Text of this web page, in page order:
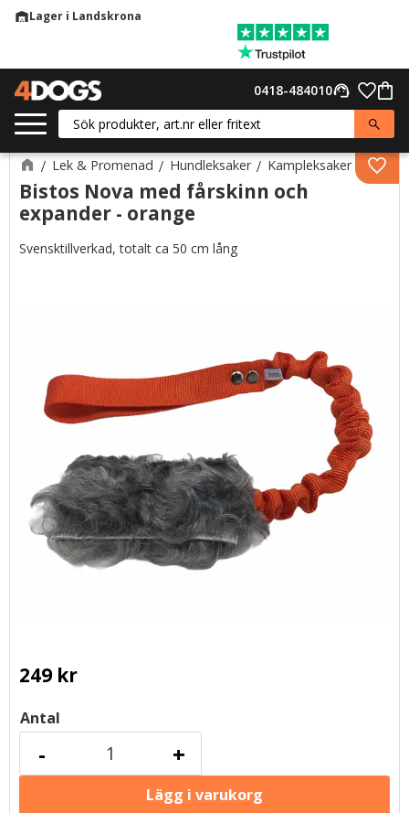
warehouseLager i Landskrona
support_agent
0418-484010
Lek & Promenad Hundleksaker Kampleksaker
Bistos Nova med fårskinn och
expander - orange
Svensktillverkad, totalt ca 50 cm lång
249kr
Antal
+
-